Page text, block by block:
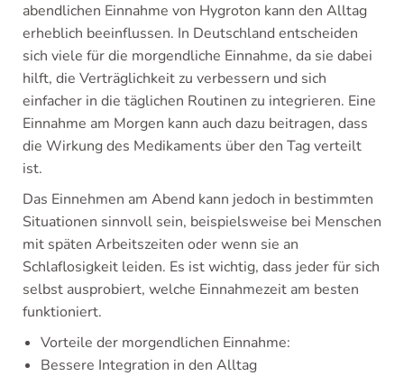
abendlichen Einnahme von Hygroton kann den Alltag
erheblich beeinflussen. In Deutschland entscheiden
sich viele für die morgendliche Einnahme, da sie dabei
hilft, die Verträglichkeit zu verbessern und sich
einfacher in die täglichen Routinen zu integrieren. Eine
Einnahme am Morgen kann auch dazu beitragen, dass
die Wirkung des Medikaments über den Tag verteilt
ist.
Das Einnehmen am Abend kann jedoch in bestimmten
Situationen sinnvoll sein, beispielsweise bei Menschen
mit späten Arbeitszeiten oder wenn sie an
Schlaflosigkeit leiden. Es ist wichtig, dass jeder für sich
selbst ausprobiert, welche Einnahmezeit am besten
funktioniert.
Vorteile der morgendlichen Einnahme:
Bessere Integration in den Alltag